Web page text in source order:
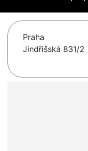
Praha
Jindřišská 831/2